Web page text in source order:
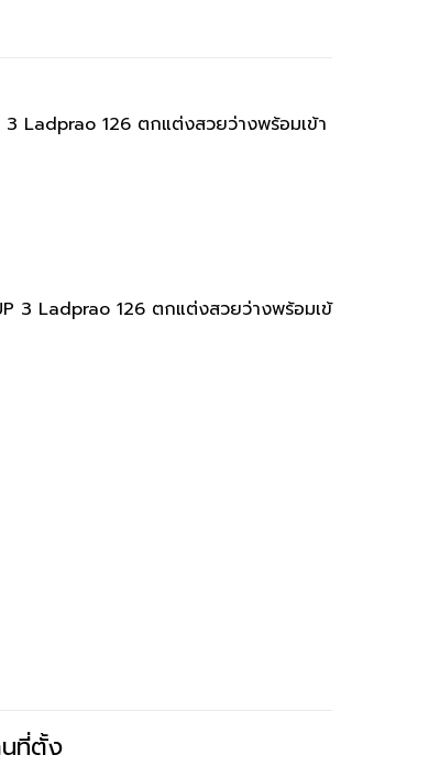
3 Ladprao 126 ตกแต่งสวยว่างพร้อมเข้า
3 Ladprao 126 ตกแต่งสวยว่างพร้อมเข้
ที่ตั้ง